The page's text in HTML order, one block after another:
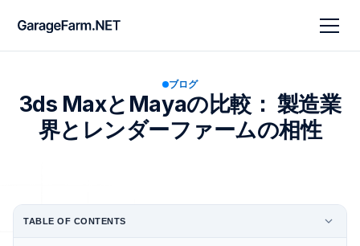
ブログ
3ds MaxとMayaの比較： 製造業
界とレンダーファームの相性
TABLE OF CONTENTS